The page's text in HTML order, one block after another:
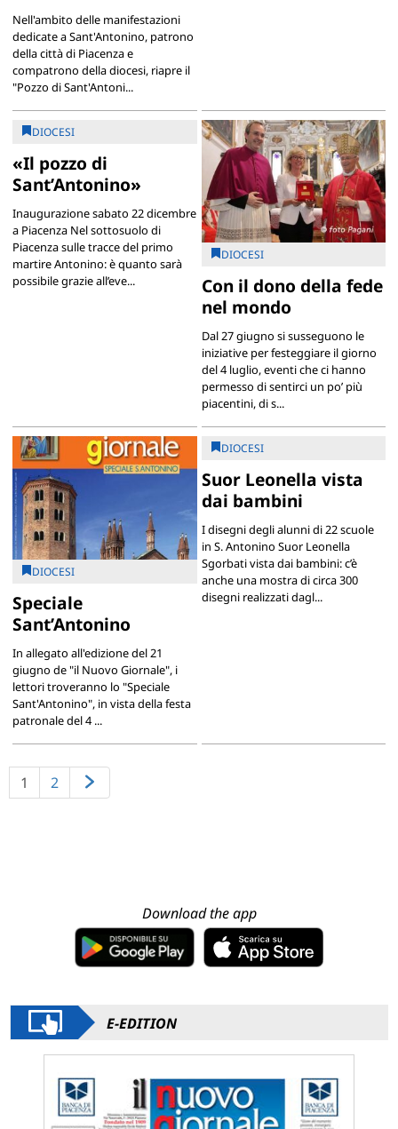
Nell'ambito delle manifestazioni
dedicate a Sant'Antonino, patrono
della città di Piacenza e
compatrono della diocesi, riapre il
"Pozzo di Sant'Antoni...
DIOCESI
«Il pozzo di
Sant’Antonino»
Inaugurazione sabato 22 dicembre
a Piacenza Nel sottosuolo di
Piacenza sulle tracce del primo
martire Antonino: è quanto sarà
possibile grazie all’eve...
DIOCESI
Con il dono della fede
nel mondo
Dal 27 giugno si susseguono le
iniziative per festeggiare il giorno
del 4 luglio, eventi che ci hanno
permesso di sentirci un po’ più
piacentini, di s...
DIOCESI
Speciale
Sant’Antonino
In allegato all'edizione del 21
giugno de "il Nuovo Giornale", i
lettori troveranno lo "Speciale
Sant'Antonino", in vista della festa
patronale del 4 ...
DIOCESI
Suor Leonella vista
dai bambini
I disegni degli alunni di 22 scuole
in S. Antonino Suor Leonella
Sgorbati vista dai bambini: c’è
anche una mostra di circa 300
disegni realizzati dagl...
1 2
Download the app
E-EDITION